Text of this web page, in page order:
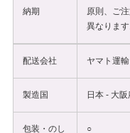
納期
原則、ご
異なります
配送会社 ヤマト運輸
製造国 日本 - 大
包装・のし ○